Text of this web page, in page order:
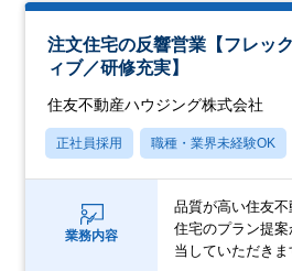
注文住宅の反響営業【フレッ
ィブ／研修充実】
住友不動産ハウジング株式会社
正社員採用 職種・業界未経験OK
業務内容
品質が高い住友
住宅のプラン提
当していただきま